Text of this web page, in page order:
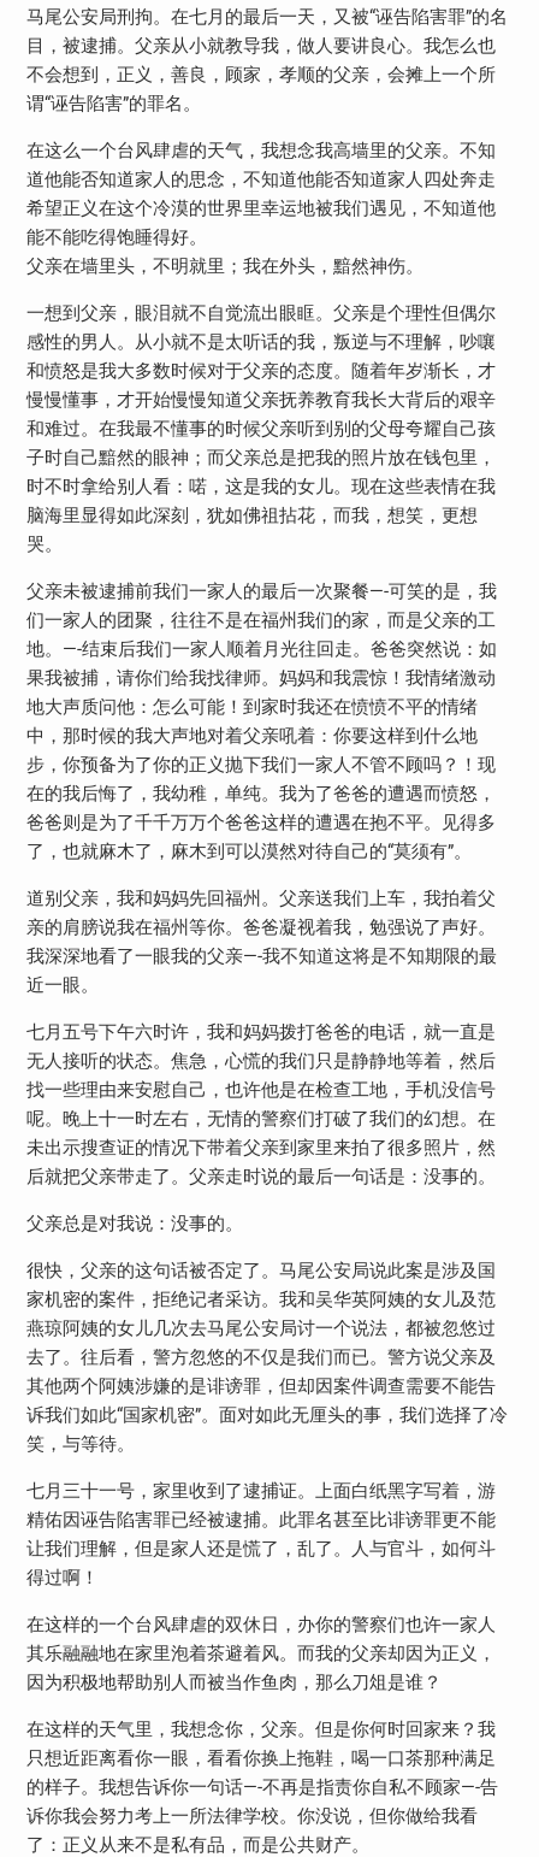
马尾公安局刑拘。在七月的最后一天，又被“诬告陷害罪”的名
目，被逮捕。父亲从小就教导我，做人要讲良心。我怎么也
不会想到，正义，善良，顾家，孝顺的父亲，会摊上一个所
谓“诬告陷害”的罪名。
在这么一个台风肆虐的天气，我想念我高墙里的父亲。不知
道他能否知道家人的思念，不知道他能否知道家人四处奔走
希望正义在这个冷漠的世界里幸运地被我们遇见，不知道他
能不能吃得饱睡得好。
父亲在墙里头，不明就里；我在外头，黯然神伤。
一想到父亲，眼泪就不自觉流出眼眶。父亲是个理性但偶尔
感性的男人。从小就不是太听话的我，叛逆与不理解，吵嚷
和愤怒是我大多数时候对于父亲的态度。随着年岁渐长，才
慢慢懂事，才开始慢慢知道父亲抚养教育我长大背后的艰辛
和难过。在我最不懂事的时候父亲听到别的父母夸耀自己孩
子时自己黯然的眼神；而父亲总是把我的照片放在钱包里，
时不时拿给别人看：喏，这是我的女儿。现在这些表情在我
脑海里显得如此深刻，犹如佛祖拈花，而我，想笑，更想
哭。
父亲未被逮捕前我们一家人的最后一次聚餐—-可笑的是，我
们一家人的团聚，往往不是在福州我们的家，而是父亲的工
地。—-结束后我们一家人顺着月光往回走。爸爸突然说：如
果我被捕，请你们给我找律师。妈妈和我震惊！我情绪激动
地大声质问他：怎么可能！到家时我还在愤愤不平的情绪
中，那时候的我大声地对着父亲吼着：你要这样到什么地
步，你预备为了你的正义抛下我们一家人不管不顾吗？！现
在的我后悔了，我幼稚，单纯。我为了爸爸的遭遇而愤怒，
爸爸则是为了千千万万个爸爸这样的遭遇在抱不平。见得多
了，也就麻木了，麻木到可以漠然对待自己的“莫须有”。
道别父亲，我和妈妈先回福州。父亲送我们上车，我拍着父
亲的肩膀说我在福州等你。爸爸凝视着我，勉强说了声好。
我深深地看了一眼我的父亲—-我不知道这将是不知期限的最
近一眼。
七月五号下午六时许，我和妈妈拨打爸爸的电话，就一直是
无人接听的状态。焦急，心慌的我们只是静静地等着，然后
找一些理由来安慰自己，也许他是在检查工地，手机没信号
呢。晚上十一时左右，无情的警察们打破了我们的幻想。在
未出示搜查证的情况下带着父亲到家里来拍了很多照片，然
后就把父亲带走了。父亲走时说的最后一句话是：没事的。
父亲总是对我说：没事的。
很快，父亲的这句话被否定了。马尾公安局说此案是涉及国
家机密的案件，拒绝记者采访。我和吴华英阿姨的女儿及范
燕琼阿姨的女儿几次去马尾公安局讨一个说法，都被忽悠过
去了。往后看，警方忽悠的不仅是我们而已。警方说父亲及
其他两个阿姨涉嫌的是诽谤罪，但却因案件调查需要不能告
诉我们如此“国家机密”。面对如此无厘头的事，我们选择了冷
笑，与等待。
七月三十一号，家里收到了逮捕证。上面白纸黑字写着，游
精佑因诬告陷害罪已经被逮捕。此罪名甚至比诽谤罪更不能
让我们理解，但是家人还是慌了，乱了。人与官斗，如何斗
得过啊！
在这样的一个台风肆虐的双休日，办你的警察们也许一家人
其乐融融地在家里泡着茶避着风。而我的父亲却因为正义，
因为积极地帮助别人而被当作鱼肉，那么刀俎是谁？
在这样的天气里，我想念你，父亲。但是你何时回家来？我
只想近距离看你一眼，看看你换上拖鞋，喝一口茶那种满足
的样子。我想告诉你一句话—-不再是指责你自私不顾家—-告
诉你我会努力考上一所法律学校。你没说，但你做给我看
了：正义从来不是私有品，而是公共财产。